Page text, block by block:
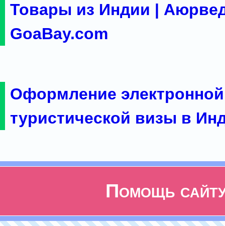
Товары из Индии |
GoaBay.com
Оформление электронной
туристической визы в
Помощь